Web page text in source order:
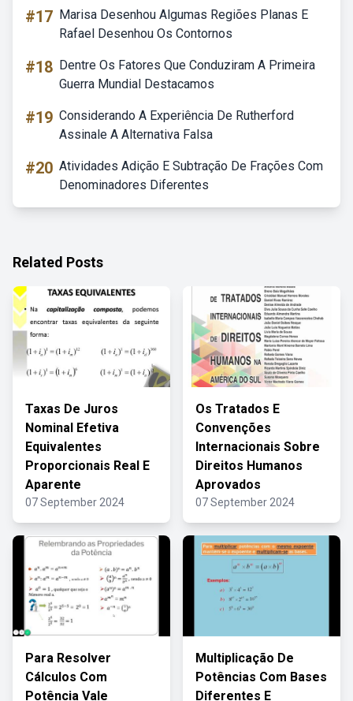
#17 Marisa Desenhou Algumas Regiões Planas E
Rafael Desenhou Os Contornos
#18 Dentre Os Fatores Que Conduziram A Primeira
Guerra Mundial Destacamos
#19 Considerando A Experiência De Rutherford
Assinale A Alternativa Falsa
#20 Atividades Adição E Subtração De Frações Com
Denominadores Diferentes
Related Posts
Taxas De Juros
Nominal Efetiva
Equivalentes
Proporcionais Real E
Aparente
07 September 2024
Os Tratados E
Convenções
Internacionais Sobre
Direitos Humanos
Aprovados
07 September 2024
Para Resolver
Cálculos Com
Potência Vale
Multiplicação De
Potências Com Bases
Diferentes E